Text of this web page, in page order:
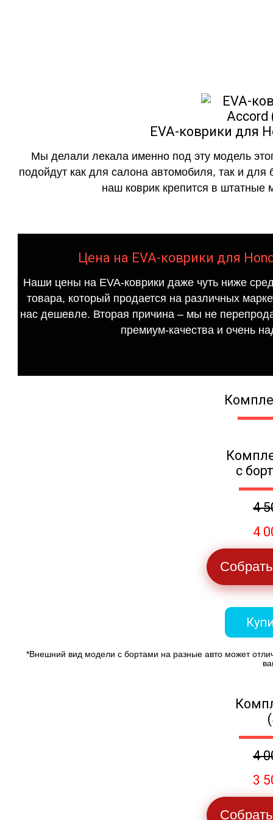
EVA-коврики для
Мы делали лекала именно под эту модель
подойдут как для салона автомобиля, так и для
наш коврик крепится в штатные
Цена на EVA-коврики для
Наши цены на EVA-коврики даже чуть ниже
товара, который продается на различных
нас дешевле. Вторая причина – мы не
премиум-качества и очень
с
4
4
*Внешний вид модели с бортами на разные авто может
4
3